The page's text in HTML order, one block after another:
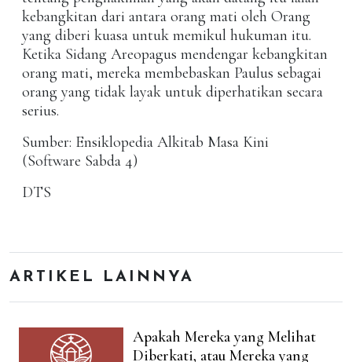
kebangkitan dari antara orang mati oleh Orang
yang diberi kuasa untuk memikul hukuman itu.
Ketika Sidang Areopagus mendengar kebangkitan
orang mati, mereka membebaskan Paulus sebagai
orang yang tidak layak untuk diperhatikan secara
serius.
Sumber: Ensiklopedia Alkitab Masa Kini
(Software Sabda 4)
DTS
ARTIKEL LAINNYA
Apakah Mereka yang Melihat
Diberkati, atau Mereka yang